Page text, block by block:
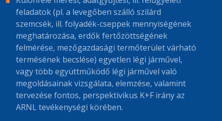
feladatok (pl. a levegőben szálló szilárd
szemcsék, ill. folyadék-cseppek mennyiségének
meghatározása, erdők fertőzöttségének
felmérése, mezőgazdasági termőterület várható
termésének becslése) egyetlen légi járművel,
vagy több együttműködő légi járművel való
megoldásainak vizsgálata, elemzése, valamint
tervezése fontos, perspektivikus K+F irány az
ARNL tevékenységi körében.